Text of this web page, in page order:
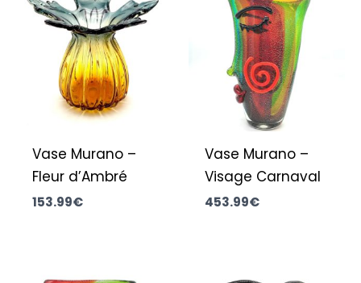
Vase Murano –
Fleur d’Ambré
153.99€
Vase Murano –
Visage Carnaval
453.99€